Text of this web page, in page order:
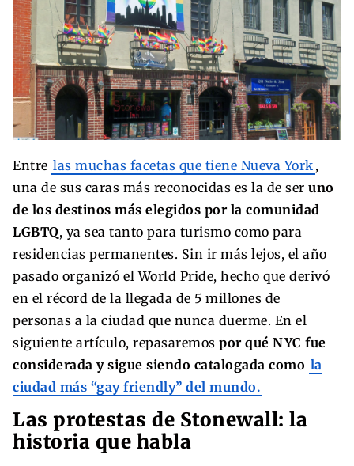
Entre las muchas facetas que tiene Nueva York ,
una de sus caras más reconocidas es la de ser uno
de los destinos más elegidos por la comunidad
LGBTQ, ya sea tanto para turismo como para
residencias permanentes. Sin ir más lejos, el año
pasado organizó el World Pride, hecho que derivó
en el récord de la llegada de 5 millones de
personas a la ciudad que nunca duerme. En el
siguiente artículo, repasaremos por qué NYC fue
considerada y sigue siendo catalogada como la
ciudad más “gay friendly” del mundo.
Las protestas de Stonewall: la
historia que habla